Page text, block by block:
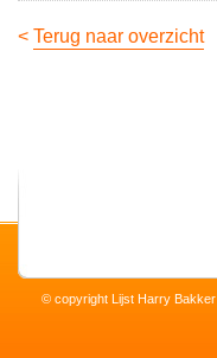
< Terug naar overzicht
© copyright Lijst Harry Bakker